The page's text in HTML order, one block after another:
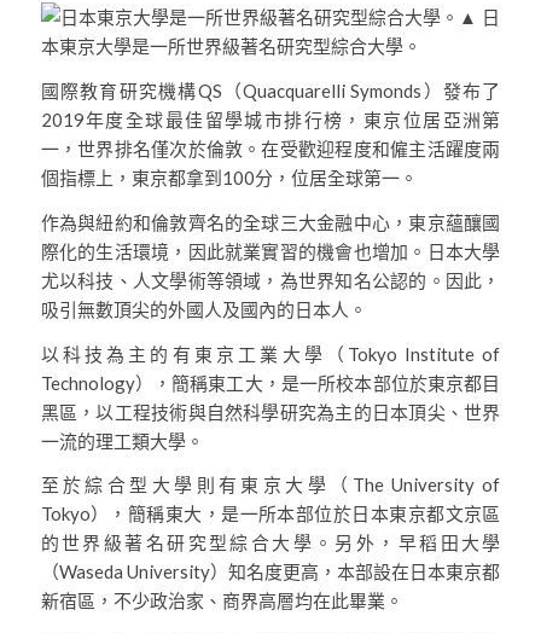
▲ 日
本東京大學是一所世界級著名研究型綜合大學。
國際教育研究機構QS（Quacquarelli Symonds）發布了
2019年度全球最佳留學城市排行榜，東京位居亞洲第
一，世界排名僅次於倫敦。在受歡迎程度和僱主活躍度兩
個指標上，東京都拿到100分，位居全球第一。
作為與紐約和倫敦齊名的全球三大金融中心，東京蘊釀國
際化的生活環境，因此就業實習的機會也增加。日本大學
尤以科技、人文學術等領域，為世界知名公認的。因此，
吸引無數頂尖的外國人及國內的日本人。
以科技為主的有東京工業大學（Tokyo Institute of
Technology），簡稱東工大，是一所校本部位於東京都目
黑區，以工程技術與自然科學研究為主的日本頂尖、世界
一流的理工類大學。
至於綜合型大學則有東京大學（The University of
Tokyo），簡稱東大，是一所本部位於日本東京都文京區
的世界級著名研究型綜合大學。另外，早稻田大學
（Waseda University）知名度更高，本部設在日本東京都
新宿區，不少政治家、商界高層均在此畢業。